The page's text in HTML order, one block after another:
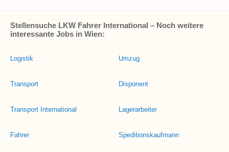
Stellensuche LKW Fahrer International – Noch weitere
interessante Jobs in Wien:
Logistik
Transport
Transport International
Fahrer
Umzug
Disponent
Lagerarbeiter
Speditionskaufmann